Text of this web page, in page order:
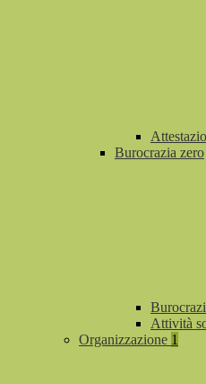
Burocrazia zero
Attività
Organizzazione 1